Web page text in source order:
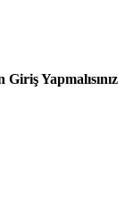
Yapmalısınız